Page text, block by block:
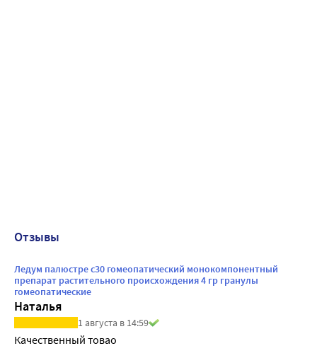
Отзывы
Ледум палюстре с30 гомеопатический монокомпонентный
препарат растительного происхождения 4 гр гранулы
гомеопатические
Наталья
1 августа в 14:59
Качественный товао